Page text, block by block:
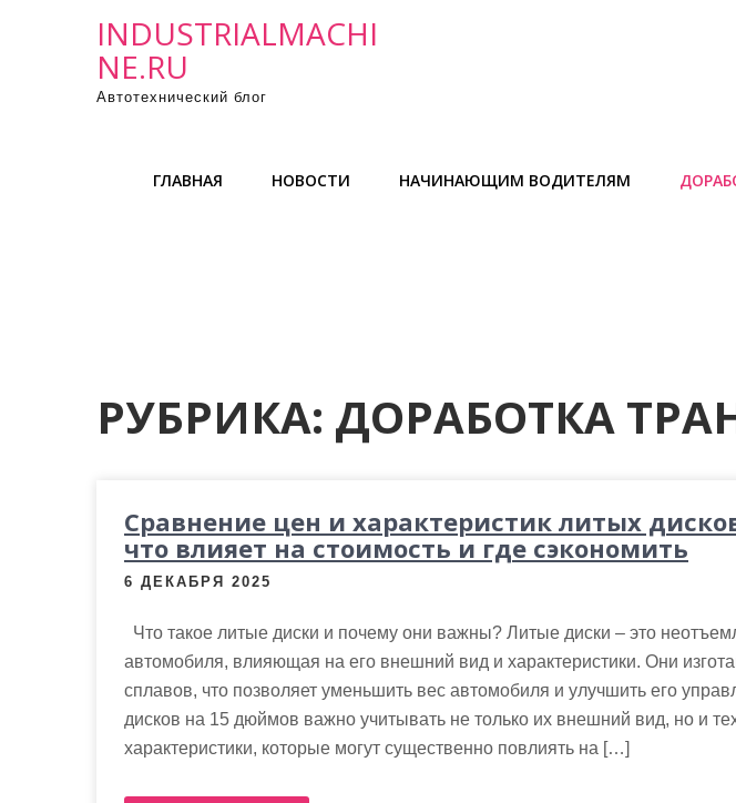
INDUSTRIALMACHI
NE.RU
Автотехнический блог
ГЛАВНАЯ НОВОСТИ НАЧИНАЮЩИМ ВОДИТЕЛЯМ
РУБРИКА: ДОРАБОТКА
Сравнение цен и характеристик литых
что влияет на стоимость и где сэкономить
6 ДЕКАБРЯ 2025
Что такое литые диски и почему они важны? Литые диски – это
автомобиля, влияющая на его внешний вид и характеристики. Они
сплавов, что позволяет уменьшить вес автомобиля и улучшить его
дисков на 15 дюймов важно учитывать не только их внешний вид, но и
характеристики, которые могут существенно повлиять на […]